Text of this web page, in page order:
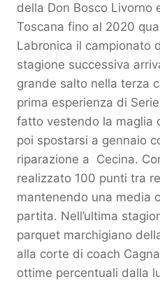
della Don Bosco Livorno
Toscana fino al 2020
Labronica il campionato
stagione successiva
grande salto nella terza
prima esperienza di
fatto vestendo la maglia
poi spostarsi a gennaio
riparazione a Cecina.
realizzato 100 punti tra
mantenendo una media
partita. Nell’ultima
parquet marchigiano
alla corte di coach
ottime percentuali dalla